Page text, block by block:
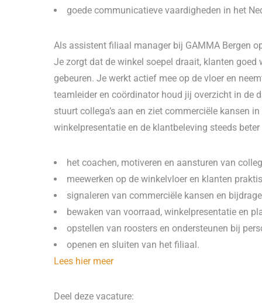
goede communicatieve vaardigheden in het
Als assistent filiaal manager bij GAMMA Bergen
Je zorgt dat de winkel soepel draait, klanten goed
gebeuren. Je werkt actief mee op de vloer en
teamleider en coördinator houd jij overzicht in de
stuurt collega’s aan en ziet commerciële kansen
winkelpresentatie en de klantbeleving steeds
het coachen, motiveren en aansturen van
meewerken op de winkelvloer en klanten
signaleren van commerciële kansen en
bewaken van voorraad, winkelpresentatie en
opstellen van roosters en ondersteunen bij
openen en sluiten van het filiaal.
Lees hier meer
Deel deze vacature: